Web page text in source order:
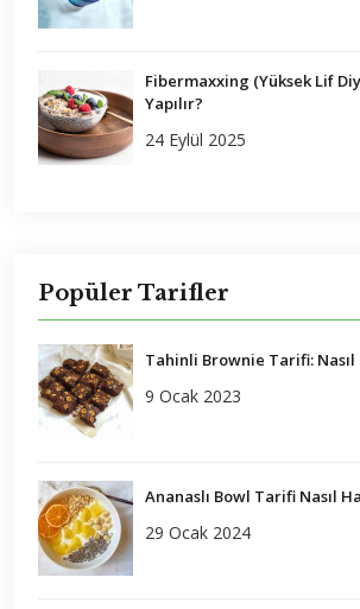
Fibermaxxing (Yüksek Lif
Yapılır?
24 Eylül 2025
Popüler Tarifler
Tahinli Brownie Tarifi: Nasıl
9 Ocak 2023
Ananaslı Bowl Tarifi Nasıl
29 Ocak 2024